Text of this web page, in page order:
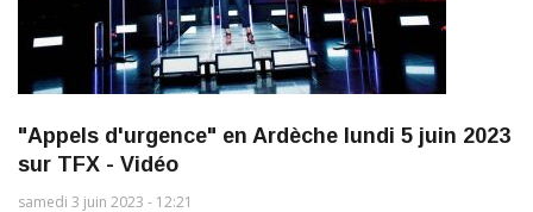
"Appels d'urgence" en Ardèche lundi 5 juin 2023
sur TFX - Vidéo
samedi 3 juin 2023 - 12:21